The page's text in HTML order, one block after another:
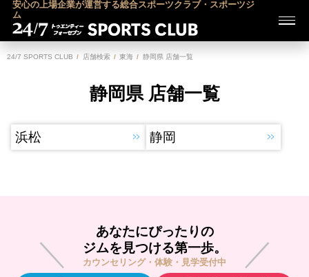
安心の上場企業が運営する総合スポーツクラブ・スポーツジ
ム
24/7 SPORTS CLUB 店舗検索 東海 静岡県 店舗一覧
静岡県 店舗一覧
浜松 静岡
あなたにぴったりの
ジムを見つける第一歩。
カウンセリング・体験・見学受付中